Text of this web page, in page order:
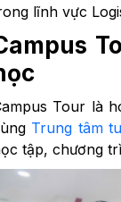
lĩnh vực
Tour là
Trung tâm
tập, chương